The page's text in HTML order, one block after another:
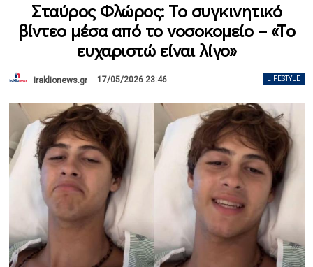
Σταύρος Φλώρος: Το συγκινητικό
βίντεο μέσα από το νοσοκομείο – «Το
ευχαριστώ είναι λίγο»
LIFESTYLE
iraklionews.gr 17/05/2026 23:46